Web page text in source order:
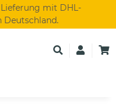
mit DHL-
Deutschland.